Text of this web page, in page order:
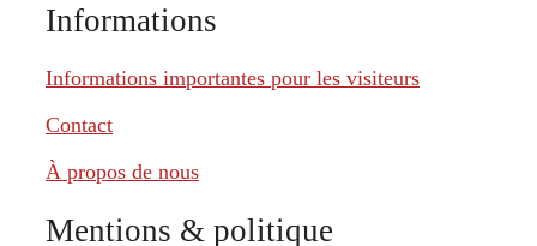
Informations
Informations importantes pour les visiteurs
Contact
À propos de nous
Mentions & politique